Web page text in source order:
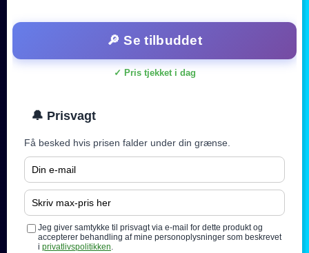
🔎 Se tilbuddet
✓ Pris tjekket i dag
🔔 Prisvagt
Få besked hvis prisen falder under din grænse.
Jeg giver samtykke til prisvagt via e-mail for dette produkt og
accepterer behandling af mine personoplysninger som beskrevet
i privatlivspolitikken.